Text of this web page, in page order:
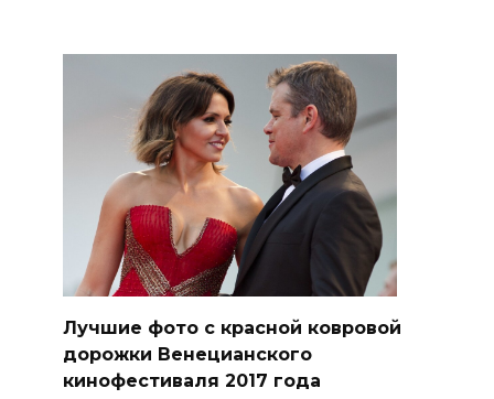
Лучшие фото с красной ковровой
дорожки Венецианского
кинофестиваля 2017 года